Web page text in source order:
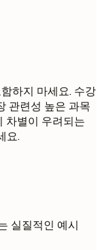
하지 마세요. 수강
관련성 높은 과목
차별이 우려되는
요.
실질적인 예시